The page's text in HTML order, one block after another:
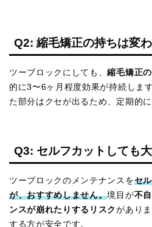
Q2: 縮毛矯正の持ちは変
ツーブロックにしても、縮毛矯正
的に3〜6ヶ月程度効果が持続しま
た部分はクセが出るため、定期的
Q3: セルフカットしても
ツーブロックのメンテナンスをセ
が、おすすめしません。境目が不
ンスが崩れたりするリスクがあり
する方が安全です。